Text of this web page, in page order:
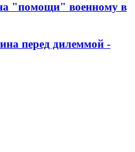
"помощи" военному в
перед дилеммой -